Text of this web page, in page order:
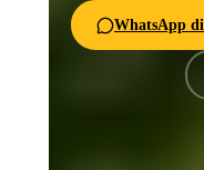
WhatsApp